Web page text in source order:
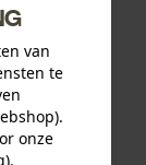
van
te
onze